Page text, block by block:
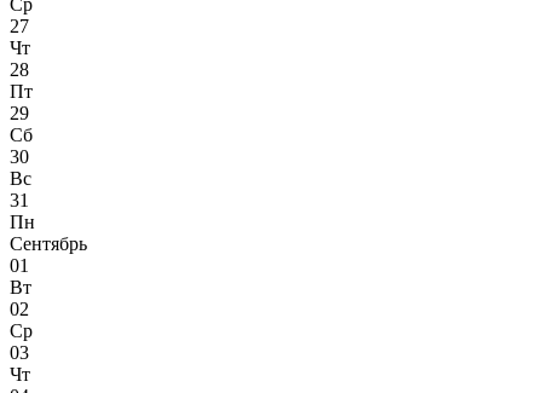
Ср
27
Чт
28
Пт
29
Сб
30
Вс
31
Пн
Сентябрь
01
Вт
02
Ср
03
Чт